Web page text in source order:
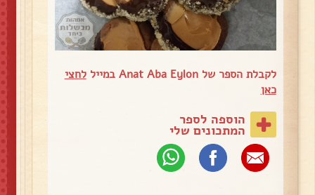
לקבלת הספר של Anat Aba Eylon במייל
לחצי
כאן
הוספה לספר
המתכונים שלי